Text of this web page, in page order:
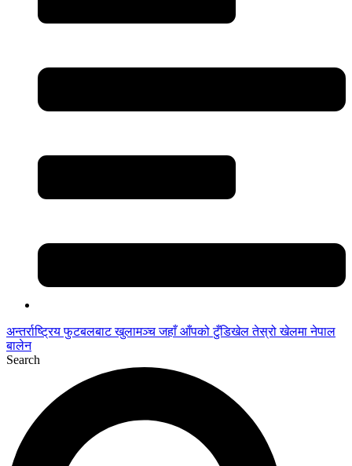
अन्तर्राष्ट्रिय फुटबलबाट खुलामञ्च जहाँ आँपको टुँडिखेल तेस्रो खेलमा नेपाल
बालेन
Search